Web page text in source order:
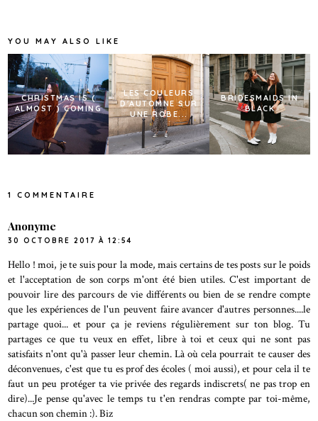
YOU MAY ALSO LIKE
CHRISTMAS IS (
ALMOST ) COMING
LES COULEURS
D'AUTOMNE SUR
UNE ROBE...
BRIDESMAIDS IN
BLACK
1 COMMENTAIRE
Anonyme
30 OCTOBRE 2017 À 12:54
Hello ! moi, je te suis pour la mode, mais certains de tes posts sur le poids
et l'acceptation de son corps m'ont été bien utiles. C'est important de
pouvoir lire des parcours de vie différents ou bien de se rendre compte
que les expériences de l'un peuvent faire avancer d'autres personnes....le
partage quoi... et pour ça je reviens régulièrement sur ton blog. Tu
partages ce que tu veux en effet, libre à toi et ceux qui ne sont pas
satisfaits n'ont qu'à passer leur chemin. Là où cela pourrait te causer des
déconvenues, c'est que tu es prof des écoles ( moi aussi), et pour cela il te
faut un peu protéger ta vie privée des regards indiscrets( ne pas trop en
dire)...Je pense qu'avec le temps tu t'en rendras compte par toi-même,
chacun son chemin :). Biz